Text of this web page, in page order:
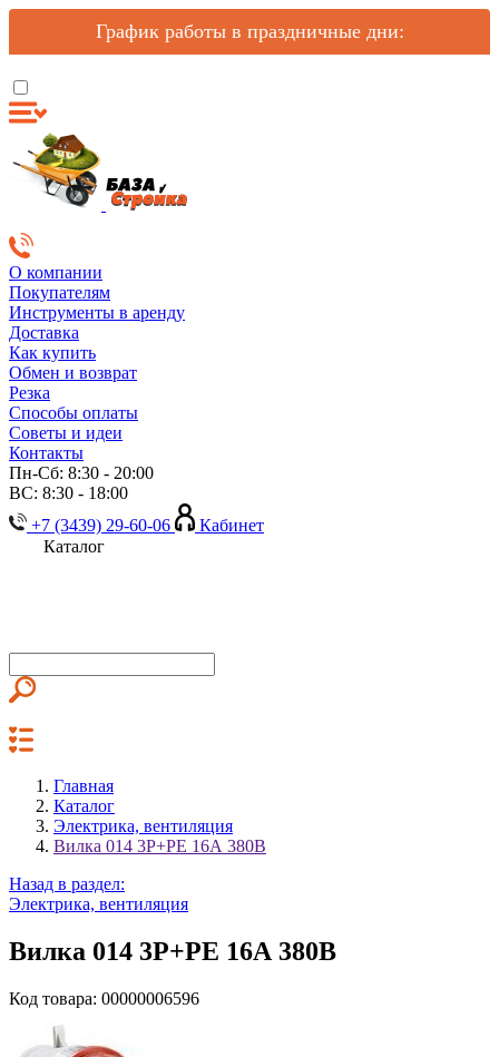
График работы в праздничные дни:
О компании
Покупателям
Инструменты в аренду
Доставка
Как купить
Обмен и возврат
Резка
Способы оплаты
Советы и идеи
Контакты
Пн-Сб: 8:30 - 20:00
ВС: 8:30 - 18:00
+7 (3439) 29-60-06
Кабинет
Каталог
Главная
Каталог
Электрика, вентиляция
Вилка 014 3Р+РЕ 16А 380В
Назад в раздел:
Электрика, вентиляция
Вилка 014 3Р+РЕ 16А 380В
Код товара: 00000006596